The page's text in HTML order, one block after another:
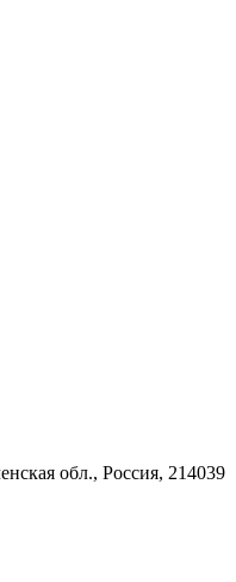
обл., Россия, 214039